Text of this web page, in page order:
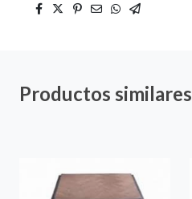
Productos similares